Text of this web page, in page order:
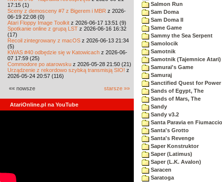
17:15 (1)
Sceny z demosceny #7 z Bigerem i MBR z 2026-
06-19 22:08 (0)
Atari Floppy Image Toolkit z 2026-06-17 13:51 (9)
Spotkanie online z grupą LST z 2026-06-16 16:32
(17)
Recoil zintegrowany z macOS z 2026-06-13 21:34
(5)
KWAS #40 odbędzie się w Katowicach z 2026-06-
07 17:59 (25)
Commodore po atarowsku z 2026-05-28 21:50 (21)
Urządzenie z rekordowo szybką transmisją SIO! z
2026-05-24 20:57 (116)
«« nowsze starsze »»
AtariOnline.pl na YouTube
Salmon Run
Sam Doma
Sam Doma II
Same Game
Sammy the Sea Serpent
Samolocik
Samotnik
Samotnik (Tajemnice Atari)
Samurai's Game
Samuraj
Sanctified Quest for Power
Sands of Egypt, The
Sands of Mars, The
Sandy
Sandy v3.2
Santa Paravia en Fiumaccio
Santa's Grotto
Santa's Revenge
Saper Konstruktor
Saper (Latimus)
Saper (L.K. Avalon)
Saracen
Saratoga